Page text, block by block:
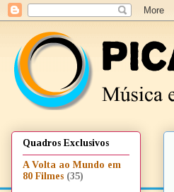
Quadros Exclusivos
A Volta ao Mundo em
80 Filmes (35)